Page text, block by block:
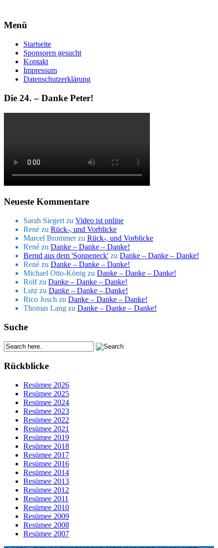
Menü
Startseite
Sponsoren gesucht
Kontakt
Impressum
Datenschutzerklärung
Die 24. – Danke Peter!
Neueste Kommentare
Sarah Siegert zu Video ist online
René zu Rück-, und Vorblicke
Marcel Brommerzu Rück-, und Vorblicke
René zu Danke – Danke – Danke!
Bernd aus dem 'Sonneneck' zu Danke – Danke – Danke!
René zu Danke – Danke – Danke!
Michael Otto-König zu Danke – Danke – Danke!
Rolfzu Danke – Danke – Danke!
Lutz zu Danke – Danke – Danke!
Rico Josch zu Danke – Danke – Danke!
Thomas Lang zu Danke – Danke – Danke!
Suche
Rückblicke
Resümee 2026
Resümee 2025
Resümee 2024
Resümee 2023
Resümee 2022
Resümee 2021
Resümee 2019
Resümee 2018
Resümee 2017
Resümee 2016
Resümee 2014
Resümee 2013
Resümee 2012
Resümee 2011
Resümee 2010
Resümee 2009
Resümee 2008
Resümee 2007